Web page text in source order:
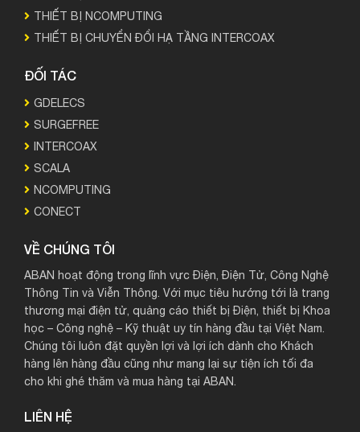
THIẾT BỊ NCOMPUTING
THIẾT BỊ CHUYỂN ĐỔI HẠ TẦNG INTERCOAX
ĐỐI TÁC
GDELECS
SURGEFREE
INTERCOAX
SCALA
NCOMPUTING
CONECT
VỀ CHÚNG TÔI
ABAN hoạt động trong lĩnh vực Điện, Điện Tử, Công Nghệ
Thông Tin và Viễn Thông. Với mục tiêu hướng tới là trang
thương mại điện tử, quảng cáo thiết bị Điện, thiết bị Khoa
học – Công nghệ – Kỹ thuật uy tín hàng đầu tại Việt Nam.
Chúng tôi luôn đặt quyền lợi và lợi ích dành cho Khách
hàng lên hàng đầu cũng như mang lại sự tiện ích tối đa
cho khi ghé thăm và mua hàng tại ABAN.
LIÊN HỆ